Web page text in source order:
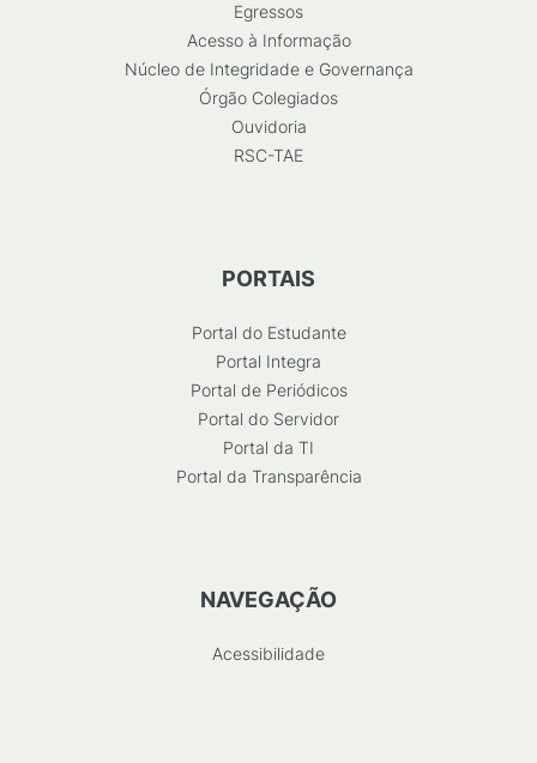
Egressos
Acesso à Informação
Núcleo de Integridade e Governança
Órgão Colegiados
Ouvidoria
RSC-TAE
PORTAIS
Portal do Estudante
Portal Integra
Portal de Periódicos
Portal do Servidor
Portal da TI
Portal da Transparência
NAVEGAÇÃO
Acessibilidade